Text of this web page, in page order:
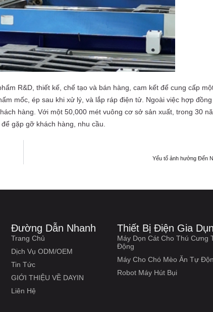
R&D, thiết kế, chế tạo và bán hàng, cam kết để cung cấp
mốc, ép sau khi xử lý, và lắp ráp điện tử. Ngoài việc hợp
hàng. Với một 50,000 mét vuông cơ sở sản xuất, trong 30
gặp gỡ khách hàng, nhu cầu.
Yếu tố ảnh hưởng Đến
Đường Dẫn Nhanh
Trang Chủ
Dịch Vụ ODM/OEM
Tin Tức
GIỚI THIỆU VỀ DAYIN
Liên Hệ
Thiết Bị Điện Gia
Máy Dọn Cát Cho Thú Cưng
Động
Máy Cho Chó Mèo Ăn Tự
Robot Máy Hút Bụi